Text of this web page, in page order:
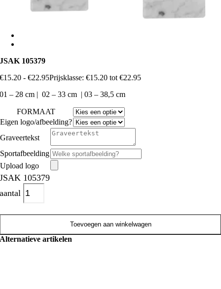
JSAK 105379
€15.20 - €22.95Prijsklasse: €15.20 tot €22.95
01 – 28 cm | 02 – 33 cm | 03 – 38,5 cm
FORMAAT
Eigen logo/afbeelding?
Graveertekst
Sportafbeelding
Upload logo
JSAK 105379
aantal
Toevoegen aan winkelwagen
Alternatieve artikelen